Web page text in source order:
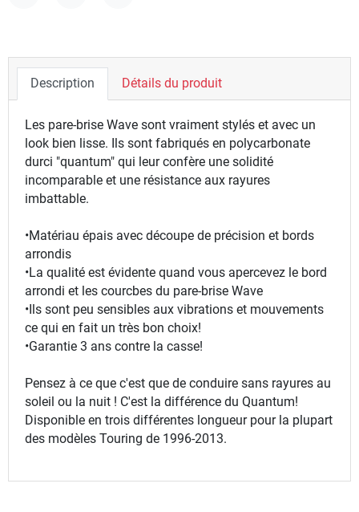
Description Détails du produit
Les pare-brise Wave sont vraiment stylés et avec un
look bien lisse. Ils sont fabriqués en polycarbonate
durci "quantum" qui leur confère une solidité
incomparable et une résistance aux rayures
imbattable.
•Matériau épais avec découpe de précision et bords
arrondis
•La qualité est évidente quand vous apercevez le bord
arrondi et les courcbes du pare-brise Wave
•Ils sont peu sensibles aux vibrations et mouvements
ce qui en fait un très bon choix!
•Garantie 3 ans contre la casse!
Pensez à ce que c'est que de conduire sans rayures au
soleil ou la nuit ! C'est la différence du Quantum!
Disponible en trois différentes longueur pour la plupart
des modèles Touring de 1996-2013.